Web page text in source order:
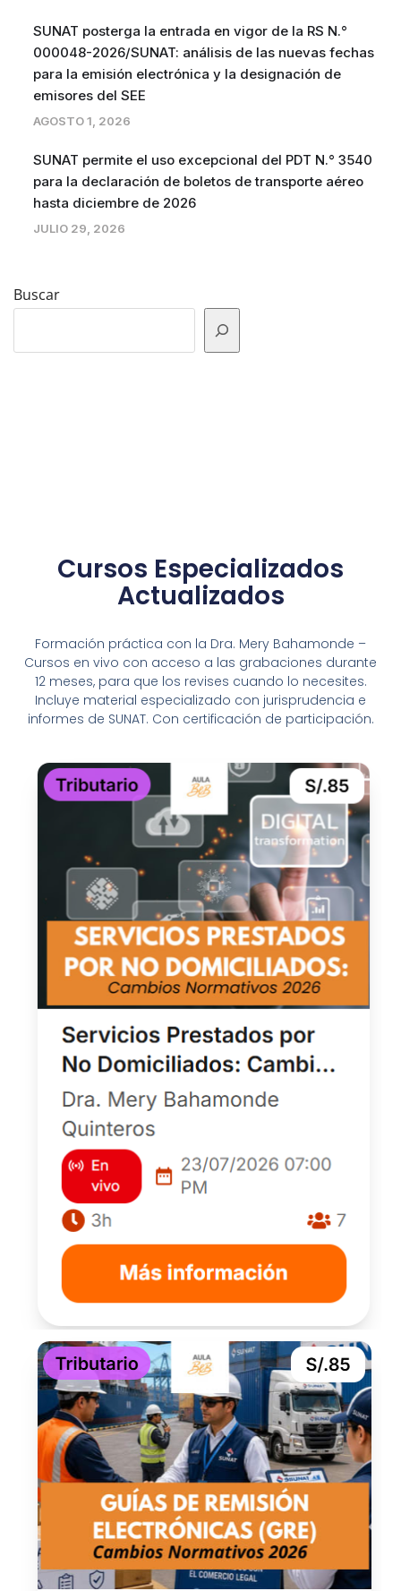
SUNAT posterga la entrada en vigor de la RS N.°
000048-2026/SUNAT: análisis de las nuevas fechas
para la emisión electrónica y la designación de
emisores del SEE
AGOSTO 1, 2026
SUNAT permite el uso excepcional del PDT N.° 3540
para la declaración de boletos de transporte aéreo
hasta diciembre de 2026
JULIO 29, 2026
Buscar
Cursos Especializados
Actualizados
Formación práctica con la Dra. Mery Bahamonde –
Cursos en vivo con acceso a las grabaciones durante
12 meses, para que los revises cuando lo necesites.
Incluye material especializado con jurisprudencia e
informes de SUNAT. Con certificación de participación.